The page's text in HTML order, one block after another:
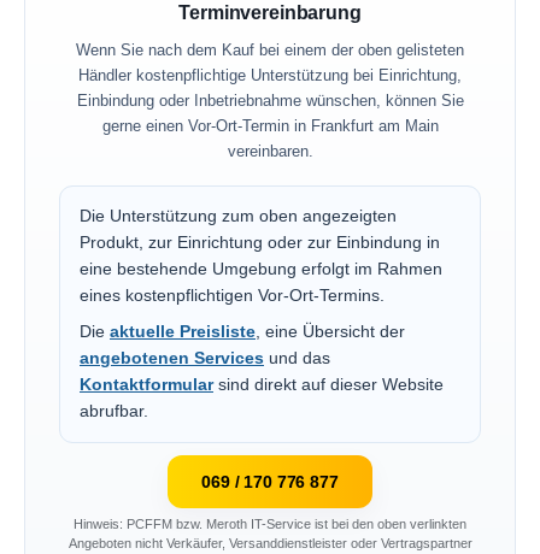
Terminvereinbarung
Wenn Sie nach dem Kauf bei einem der oben gelisteten
Händler kostenpflichtige Unterstützung bei Einrichtung,
Einbindung oder Inbetriebnahme wünschen, können Sie
gerne einen Vor-Ort-Termin in Frankfurt am Main
vereinbaren.
Die Unterstützung zum oben angezeigten
Produkt, zur Einrichtung oder zur Einbindung in
eine bestehende Umgebung erfolgt im Rahmen
eines kostenpflichtigen Vor-Ort-Termins.
Die aktuelle Preisliste, eine Übersicht der
angebotenen Services und das
Kontaktformularsind direkt auf dieser Website
abrufbar.
069 / 170 776 877
Hinweis: PCFFM bzw. Meroth IT-Service ist bei den oben verlinkten
Angeboten nicht Verkäufer, Versanddienstleister oder Vertragspartner